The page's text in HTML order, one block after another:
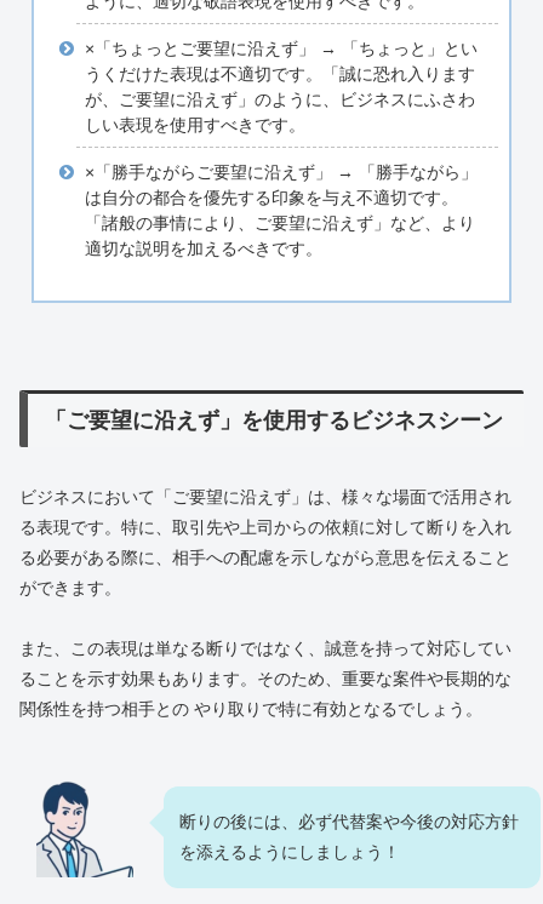
×「ちょっとご要望に沿えず」 → 「ちょっと」とい
うくだけた表現は不適切です。「誠に恐れ入ります
が、ご要望に沿えず」のように、ビジネスにふさわ
しい表現を使用すべきです。
×「勝手ながらご要望に沿えず」 → 「勝手ながら」
は自分の都合を優先する印象を与え不適切です。
「諸般の事情により、ご要望に沿えず」など、より
適切な説明を加えるべきです。
「ご要望に沿えず」を使用するビジネスシーン
ビジネスにおいて「ご要望に沿えず」は、様々な場面で活用され
る表現です。特に、取引先や上司からの依頼に対して断りを入れ
る必要がある際に、相手への配慮を示しながら意思を伝えること
ができます。
また、この表現は単なる断りではなく、誠意を持って対応してい
ることを示す効果もあります。そのため、重要な案件や長期的な
関係性を持つ相手との やり取りで特に有効となるでしょう。
断りの後には、必ず代替案や今後の対応方針
を添えるようにしましょう！